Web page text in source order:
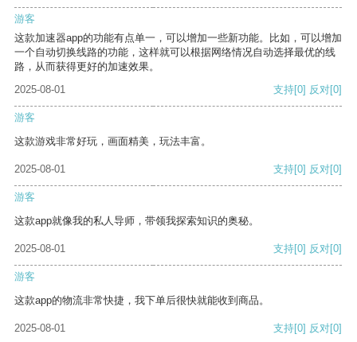
游客
这款加速器app的功能有点单一，可以增加一些新功能。比如，可以增加
一个自动切换线路的功能，这样就可以根据网络情况自动选择最优的线
路，从而获得更好的加速效果。
2025-08-01
支持[0] 反对[0]
游客
这款游戏非常好玩，画面精美，玩法丰富。
2025-08-01 支持[0] 反对[0]
游客
这款app就像我的私人导师，带领我探索知识的奥秘。
2025-08-01 支持[0] 反对[0]
游客
这款app的物流非常快捷，我下单后很快就能收到商品。
2025-08-01 支持[0] 反对[0]